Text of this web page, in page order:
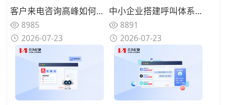
客户来电咨询高峰如何分流疏导，AI语音机器人可以承接哪些咨询业务？
8985
2026-07-23
中小企业搭建呼叫体系怎样控制投入？轻量化AI语音机器人该如何部署？
8891
2026-07-23